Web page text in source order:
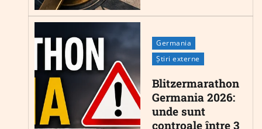
Germania
Știri externe
Blitzermarathon
Germania 2026:
unde sunt
controale între 3